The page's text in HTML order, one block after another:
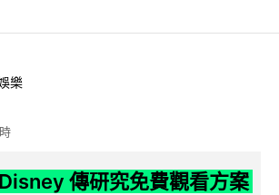
樂
傳研究免費觀看方案